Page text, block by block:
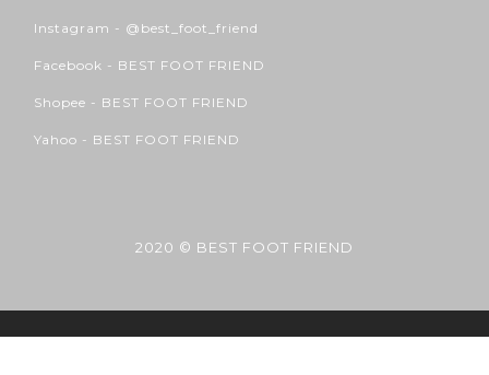
Instagram - @best_foot_friend
Facebook - BEST FOOT FRIEND
Shopee - BEST FOOT FRIEND
Yahoo - BEST FOOT FRIEND
2020 © BEST FOOT FRIEND